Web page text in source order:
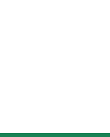
For å gi best mulig